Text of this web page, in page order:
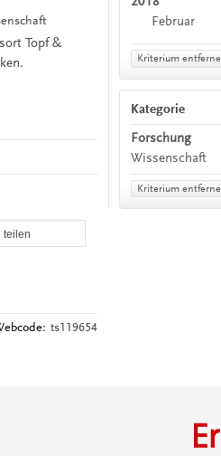
Topf &
teilen
ts119654
Februar
Kriterium
Kategorie
Forschung
Wissenschaft
Kriterium